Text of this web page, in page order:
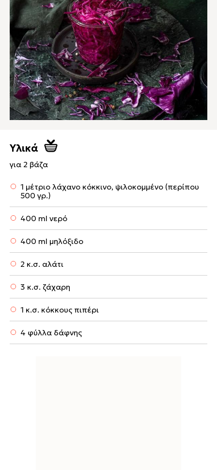
Υλικά
για 2 βάζα
1 μέτριο λάχανο κόκκινο, ψιλοκομμένο (περίπου
500 γρ.)
400 ml νερό
400 ml μηλόξιδο
2 κ.σ. αλάτι
3 κ.σ. ζάχαρη
1 κ.σ. κόκκους πιπέρι
4 φύλλα δάφνης